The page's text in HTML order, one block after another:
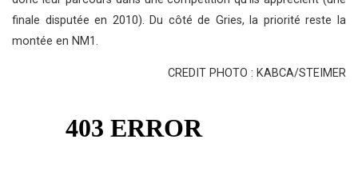
finale disputée en 2010). Du côté de Gries, la priorité reste la
montée en NM1.
CREDIT PHOTO : KABCA/STEIMER